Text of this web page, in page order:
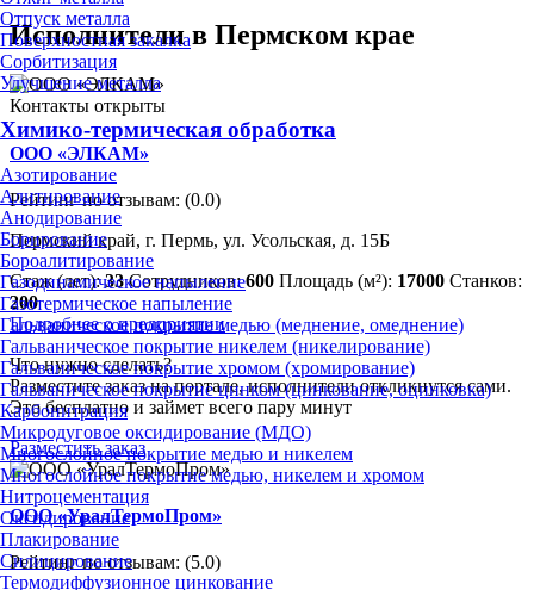
Отпуск металла
Поверхностная закалка
Сорбитизация
Улучшение металла
Химико-термическая обработка
Азотирование
Алитирование
Анодирование
Борирование
Бороалитирование
Газодинамическое напыление
Газотермическое напыление
Гальваническое покрытие медью (меднение, омеднение)
Гальваническое покрытие никелем (никелирование)
Гальваническое покрытие хромом (хромирование)
Гальваническое покрытие цинком (цинкование, оцинковка)
Карбонитрация
Микродуговое оксидирование (МДО)
Многослойное покрытие медью и никелем
Многослойное покрытие медью, никелем и хромом
Нитроцементация
Оксидирование
Плакирование
Силицирование
Термодиффузионное цинкование
Исполнители в Пермском крае
Контакты открыты
ООО «ЭЛКАМ»
Рейтинг по отзывам: (0.0)
Пермский край, г. Пермь, ул. Усольская, д. 15Б
Стаж (лет):33 Сотрудников:600 Площадь (м²): 17000 Станков:
200
Подробнее о предприятии
Что нужно сделать?
Разместите заказ на портале, исполнители откликнутся сами.
Это бесплатно и займет всего пару минут
Разместить заказ
ООО «УралТермоПром»
Рейтинг по отзывам: (5.0)